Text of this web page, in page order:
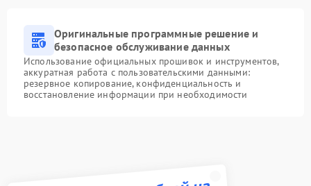
Оригинальные программные решение и
безопасное обслуживание данных
Использование официальных прошивок и инструментов,
аккуратная работа с пользовательскими данными:
резервное копирование, конфиденциальность и
восстановление информации при необходимости